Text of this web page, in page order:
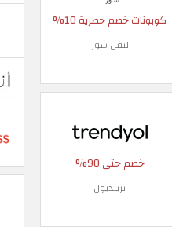
كوبونات خصم حصرية 10%
ليفل شوز
خصم حتى 90%
ترينديول